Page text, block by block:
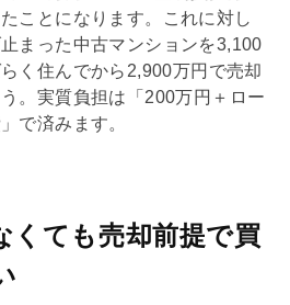
ことになります。これに対し
まった中古マンションを3,100
く住んでから2,900万円で売却
。実質負担は「200万円＋ロー
で済みます。
くても売却前提で買